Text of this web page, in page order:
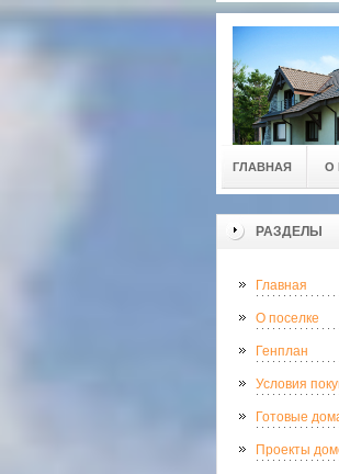
ГЛАВНАЯ О
РАЗДЕЛЫ
Главная
О поселке
Генплан
Условия
Готовые
Проекты